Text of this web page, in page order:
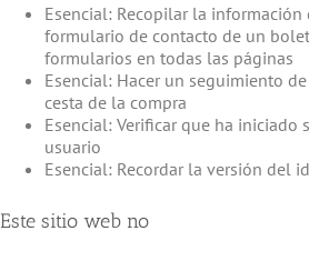
Esencial: Recopilar la
formulario de contacto de un
formularios en todas las páginas
Esencial: Hacer un seguimiento
cesta de la compra
Esencial: Verificar que ha iniciado
usuario
Esencial: Recordar la versión del
Este sitio web no